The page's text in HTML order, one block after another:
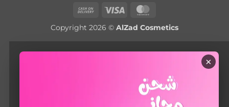
MasterCard
Visa
Delivery
Copyright 2026 © AlZad Cosmetics
أهلاً 😊
×